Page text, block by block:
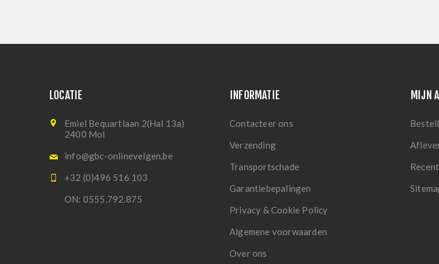
LOCATIE
Emiel Bequartlaan 2(Hal 13a)
2400 Mol
info@gbc-onlinevelgen.be
+32 (0)496 516 103
ON: 0555.792.875
INFORMATIE
Contacteer ons
Verzending
Transportschade
Garantiebepalingen
Privacy & Cookie Policy
Algemene voorwaarden
Over ons
MIJN